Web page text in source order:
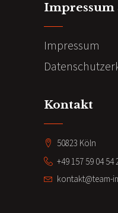
Impressum
Impressum
Kontakt
50823 Köln
+49 157 59 04 54
kontakt@team-